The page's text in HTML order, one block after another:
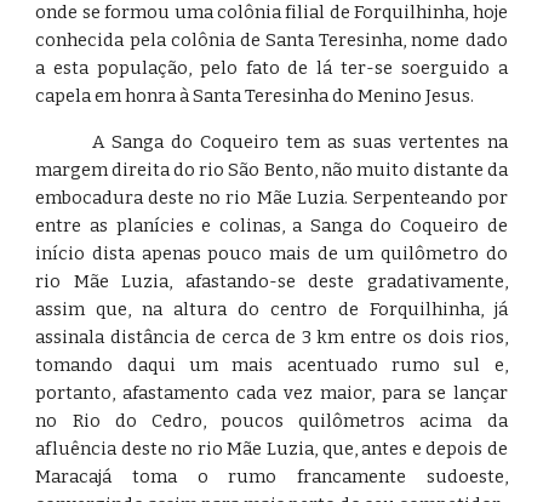
onde se formou uma colônia filial de Forquilhinha, hoje
conhecida pela colônia de Santa Teresinha, nome dado
a esta população, pelo fato de lá ter-se soerguido a
capela em honra à Santa Teresinha do Menino Jesus.
A Sanga do Coqueiro tem as suas vertentes na
margem direita do rio São Bento, não muito distante da
embocadura deste no rio Mãe Luzia. Serpenteando por
entre as planícies e colinas, a Sanga do Coqueiro de
início dista apenas pouco mais de um quilômetro do
rio Mãe Luzia, afastando-se deste gradativamente,
assim que, na altura do centro de Forquilhinha, já
assinala distância de cerca de 3 km entre os dois rios,
tomando daqui um mais acentuado rumo sul e,
portanto, afastamento cada vez maior, para se lançar
no Rio do Cedro, poucos quilômetros acima da
afluência deste no rio Mãe Luzia, que, antes e depois de
Maracajá toma o rumo francamente sudoeste,